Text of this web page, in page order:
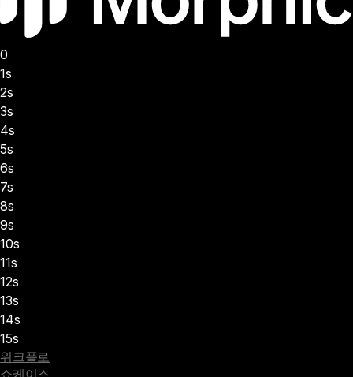
0
1s
2s
3s
4s
5s
6s
7s
8s
9s
10s
11s
12s
13s
14s
15s
워크플로